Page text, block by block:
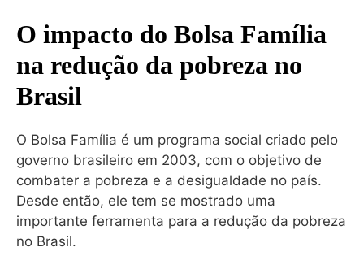
O impacto do Bolsa Família
na redução da pobreza no
Brasil
O Bolsa Família é um programa social criado pelo
governo brasileiro em 2003, com o objetivo de
combater a pobreza e a desigualdade no país.
Desde então, ele tem se mostrado uma
importante ferramenta para a redução da pobreza
no Brasil.